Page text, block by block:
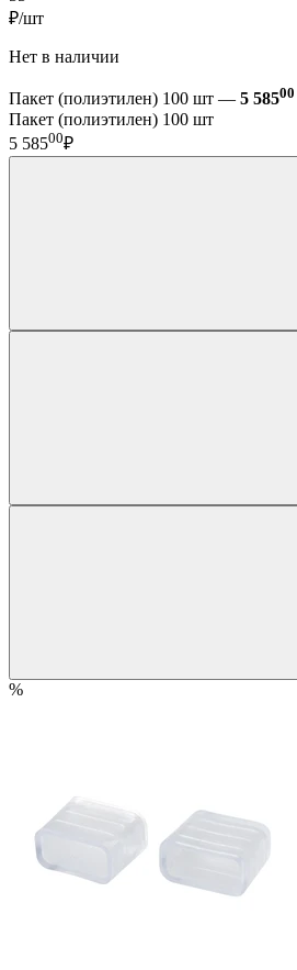
₽/шт
Нет в наличии
Пакет (полиэтилен) 100 шт — 5 58500
Пакет (полиэтилен) 100 шт
5 58500₽
%